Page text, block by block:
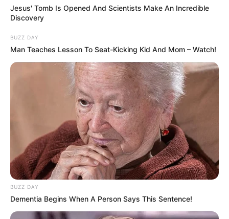
Jesus' Tomb Is Opened And Scientists Make An Incredible
Discovery
BUZZ DAY
Man Teaches Lesson To Seat-Kicking Kid And Mom – Watch!
BUZZ DAY
Dementia Begins When A Person Says This Sentence!